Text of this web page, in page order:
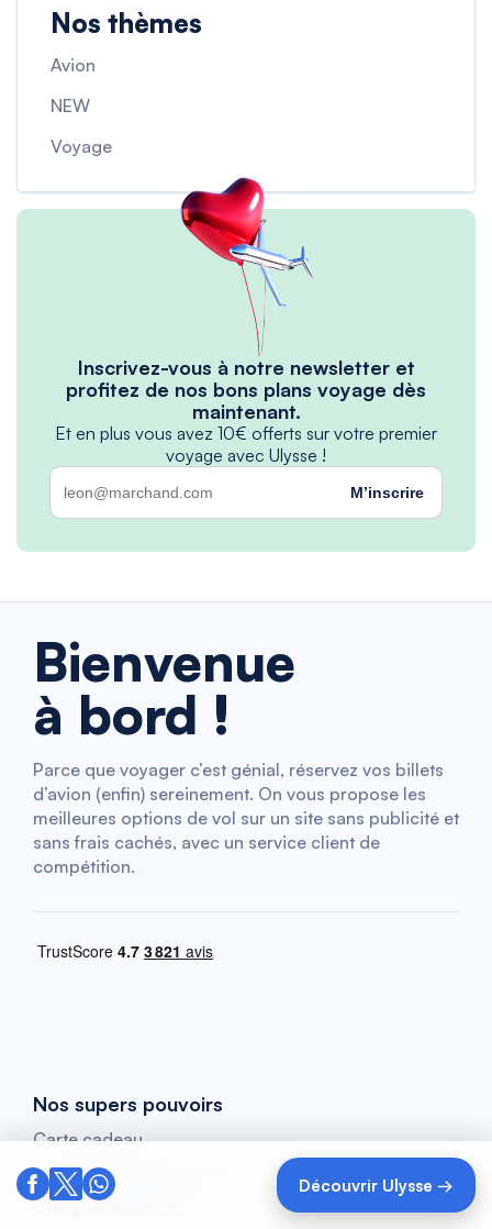
Découvrir Ulysse →
Nos thèmes
Avion
NEW
Voyage
Inscrivez-vous à notre newsletter et
profitez de nos bons plans voyage dès
maintenant.
Et en plus vous avez 10€ offerts sur votre premier
voyage avec Ulysse !
M’inscrire
Bienvenue
à bord !
Parce que voyager c’est génial, réservez vos billets
d’avion (enfin) sereinement. On vous propose les
meilleures options de vol sur un site sans publicité et
sans frais cachés, avec un service client de
compétition.
Nos supers pouvoirs
Carte cadeau
Carte cadeau entreprise
Chèques vacances